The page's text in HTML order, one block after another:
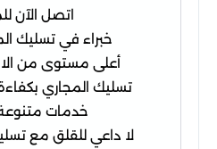
اتصل الآن
خبراء في تسليك
أعلى مستوى من
تسليك المجاري
خدمات
لا داعي للقلق مع